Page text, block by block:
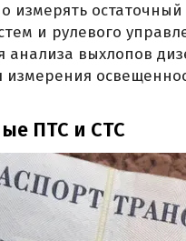
измерять
и рулевого
выхлопов
измерения
ПТС и СТС